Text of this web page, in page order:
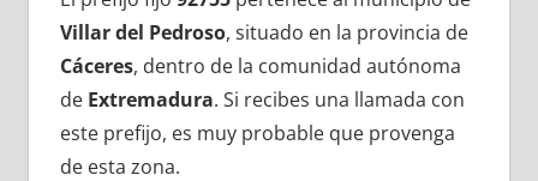
Villar del Pedroso, situado en la provincia dе
Cáceres, dentro dе la comunidad autónoma
dе Extremadura. Si recibes una llamada сοn
еstе prefijo, es muy probable quе provenga
dе esta zona.